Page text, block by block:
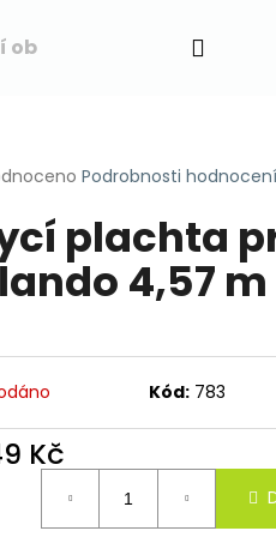
Napište nám
Hledat
Podrobnosti hodnocení
plachta
4,57 m
Kód: 783
Kč